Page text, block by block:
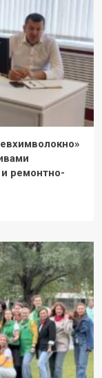
и ремонтно-